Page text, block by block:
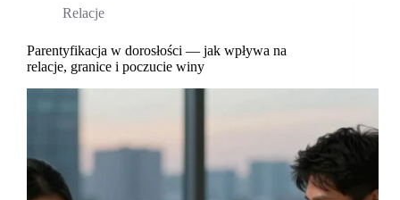
wsparciem
rodzica
Relacje
Parentyfikacja w dorosłości — jak wpływa na
relacje, granice i poczucie winy